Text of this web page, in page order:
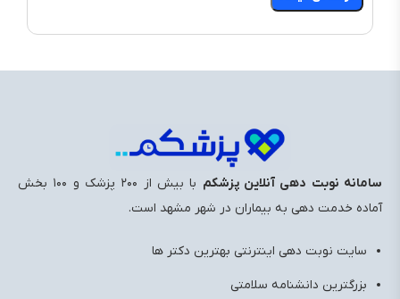
سامانه نوبت دهی آنلاین پزشکم
با بیش از ۲۰۰ پزشک و ۱۰۰ بخش
آماده خدمت ‌دهی به بیماران در شهر مشهد است.
سایت نوبت دهی اینترنتی بهترین دکتر ها
بزرگترین دانشنامه سلامتی